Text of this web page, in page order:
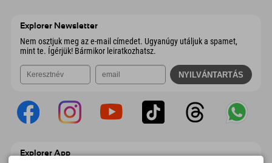
Explorer Newsletter
Nem osztjuk meg az e-mail címedet. Ugyanúgy utáljuk a spamet,
mint te. Ígérjük! Bármikor leiratkozhatsz.
Explorer App